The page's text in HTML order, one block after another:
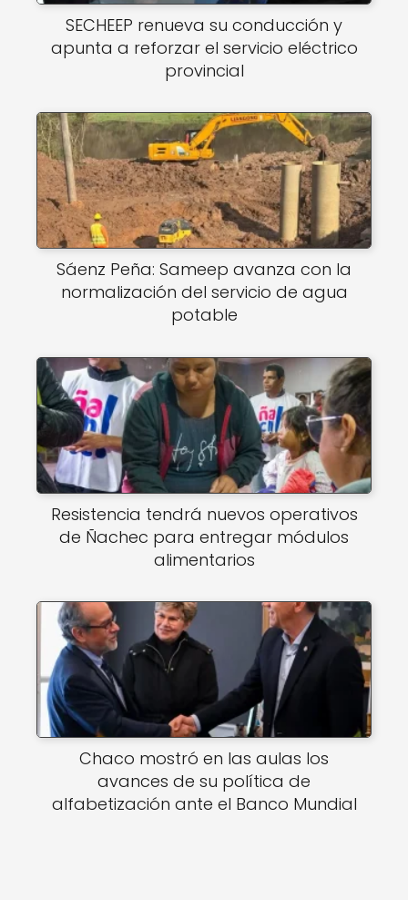
SECHEEP renueva su conducción y
apunta a reforzar el servicio eléctrico
provincial
Sáenz Peña: Sameep avanza con la
normalización del servicio de agua
potable
Resistencia tendrá nuevos operativos
de Ñachec para entregar módulos
alimentarios
Chaco mostró en las aulas los
avances de su política de
alfabetización ante el Banco Mundial